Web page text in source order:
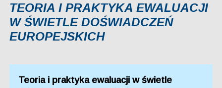
TEORIA I PRAKTYKA EWALUACJI
W ŚWIETLE DOŚWIADCZEŃ
EUROPEJSKICH
Teoria i praktyka ewaluacji w świetle